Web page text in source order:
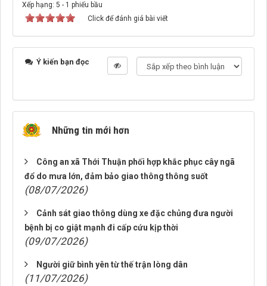
Xếp hạng: 5 - 1 phiếu bầu
Click để đánh giá bài viết
Ý kiến bạn đọc
Những tin mới hơn
Công an xã Thới Thuận phối hợp khắc phục cây ngã
đổ do mưa lớn, đảm bảo giao thông thông suốt
(08/07/2026)
Cảnh sát giao thông dùng xe đặc chủng đưa người
bệnh bị co giật mạnh đi cấp cứu kịp thời
(09/07/2026)
Người giữ bình yên từ thế trận lòng dân
(11/07/2026)